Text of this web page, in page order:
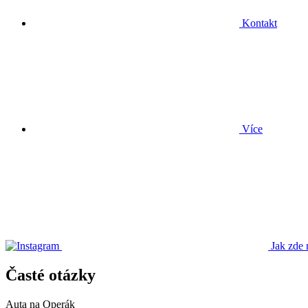
Kontakt
Více
Jak zde
Časté otázky
Auta na Operák